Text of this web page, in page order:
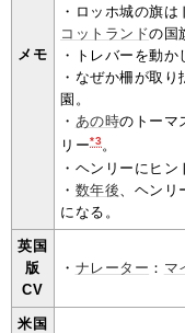
メモ
・ロッホ城の旗は
コットランドの国
・トレバーを動か
・なぜか柵が取
園。
・ あの時のトーマ
リー*3。
・ヘンリーにヒン
・ 数年後 、ヘン
になる。
英国
版
CV
・ ナレーター ： マ
米国